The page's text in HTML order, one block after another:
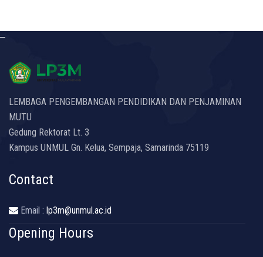
LEMBAGA PENGEMBANGAN PENDIDIKAN DAN PENJAMINAN
MUTU
Gedung Rektorat Lt. 3
Kampus UNMUL Gn. Kelua, Sempaja, Samarinda 75119
Contact
Email : lp3m@unmul.ac.id
Opening Hours